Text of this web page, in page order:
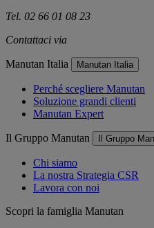
Tel. 02 66 01 08 23
Contattaci via
Manutan Italia Manutan Italia
Perché scegliere Manutan
Soluzione grandi clienti
Manutan Expert
Il Gruppo Manutan Il Gruppo
Chi siamo
La nostra Strategia CSR
Lavora con noi
Scopri la famiglia Manutan